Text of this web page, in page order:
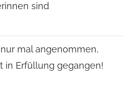
sind
mal angenommen,
in Erfüllung gegangen!